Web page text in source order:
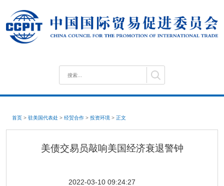
首页 > 驻美国代表处 > 经贸合作 > 投资环境 > 正文
美债交易员敲响美国经济衰退警钟
2022-03-10 09:24:27